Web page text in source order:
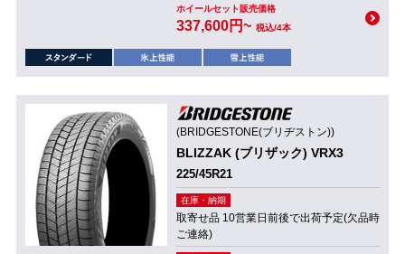
ホイールセット販売価格
337,600円~ 税込/4本
(BRIDGESTONE(ブリヂストン))
BLIZZAK (ブリザック) VRX3
225/45R21
在庫・納期
取寄せ品 10営業日前後で出荷予定(欠品時
ご連絡)